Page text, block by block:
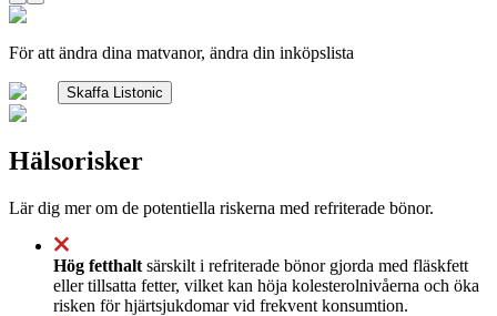
För att ändra dina matvanor, ändra din inköpslista
Skaffa Listonic
Hälsorisker
Lär dig mer om de potentiella riskerna med refriterade bönor.
Hög fetthalt särskilt i refriterade bönor gjorda med fläskfett
eller tillsatta fetter, vilket kan höja kolesterolnivåerna och öka
risken för hjärtsjukdomar vid frekvent konsumtion.